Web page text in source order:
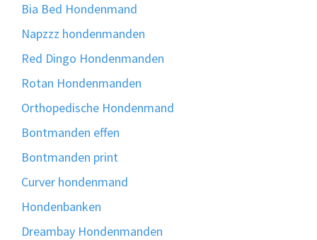
Bia Bed Hondenmand
Napzzz hondenmanden
Red Dingo Hondenmanden
Rotan Hondenmanden
Orthopedische Hondenmand
Bontmanden effen
Bontmanden print
Curver hondenmand
Hondenbanken
Dreambay Hondenmanden